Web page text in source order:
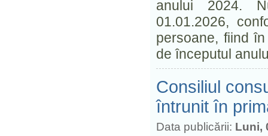
anului 2024.
01.01.2026,
persoane, fiind
de începutul
Consiliul
întrunit în
Data publicării: Luni,